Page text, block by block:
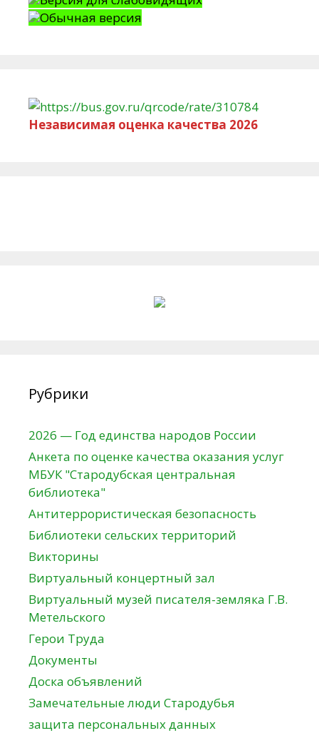
Обычная версия
Независимая оценка качества 2026
Рубрики
2026 — Год единства народов России
Анкета по оценке качества оказания услуг
МБУК "Стародубская центральная
библиотека"
Антитеррористическая безопасность
Библиотеки сельских территорий
Викторины
Виртуальный концертный зал
Виртуальный музей писателя-земляка Г.В.
Метельского
Герои Труда
Документы
Доска объявлений
Замечательные люди Стародубья
защита персональных данных